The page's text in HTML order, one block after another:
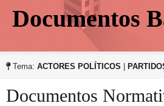
Documentos
Tema: ACTORES POLÍTICOS |
Documentos